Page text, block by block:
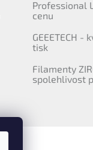
Professional
cenu
GEEETECH
tisk
Filamenty
spolehlivost